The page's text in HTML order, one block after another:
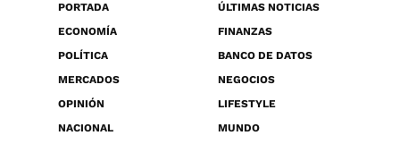
PORTADA
ÚLTIMAS NOTICIAS
ECONOMÍA
FINANZAS
POLÍTICA
BANCO DE DATOS
MERCADOS
NEGOCIOS
OPINIÓN
LIFESTYLE
NACIONAL
MUNDO